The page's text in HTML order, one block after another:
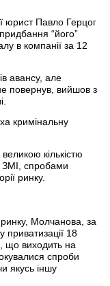
юрист Павло Герцог
“його”
в компанії за 12
авансу, але
повернув, вийшов з
кримінальну
кількістю
ЗМІ, спробами
ринку.
Молчанова, за
приватизації 18
що виходить на
спроби
якусь іншу